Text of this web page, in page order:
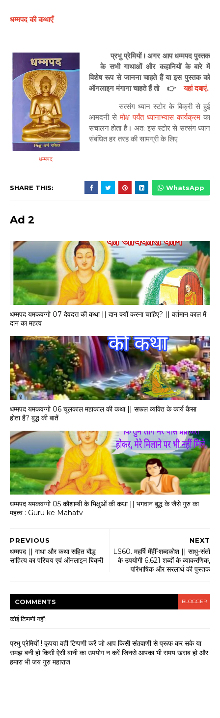
धम्मपद की कथाएँ
धम्मपद
प्रभु प्रेमियों ! अगर आप धम्मपद पुस्तक
के सभी गाथाओं और कहानियों के बारे में
विशेष रूप से जानना चाहते हैं या इस पुस्तक को
ऑनलाइन मंगाना चाहते हैं तो 👉
यहां दबाएं.
सत्संग ध्यान स्टोर के बिक्री से हुई
आमदनी सेमोक्ष पर्यंत ध्यानाभ्यास कार्यक्रम का
संचालन होता है। अत: इस स्टोर से सत्संग ध्यान
संबंधित हर तरह की सामग्री के लिए
SHARE THIS: WhatsApp
Ad 2
धम्मपद यमकवग्गो 07 देवदत्त की कथा || दान क्यों करना चाहिए? || वर्तमान काल में
दान का महत्व
धम्मपद यमकवग्गो 06 चूलकाल महाकाल की कथा || सफल व्यक्ति के कार्य कैसा
होता है? बुद्ध की बातें
धम्मपद यमकवग्गो 05 कौशाम्बी के भिक्षुओं की कथा || भगवान बुद्ध के जैसे गुरु का
महत्व : Guru ke Mahatv
NEXT
LS60. महर्षि मेँहीँ-शब्दकोश || साधु-संतों
के उपयोगी 6,621 शब्दों के व्याकरणिक,
परिभाषिक और सरलार्थ की पुस्तक
PREVIOUS
धम्मपद || गाथा और कथा सहित बौद्ध
साहित्य का परिचय एवं ऑनलाइन बिक्री
COMMENTS BLOGGER
कोई टिप्पणी नहीं:
प्रभु प्रेमियों ! कृपया वही टिप्पणी करें जो आप किसी संतवाणी से प्रूफ कर सके या
समझ बनी हो किसी ऐसी बानी का उपयोग न करें जिनसे आपका भी समय खराब हो और
हमारा भी जय गुरु महाराज